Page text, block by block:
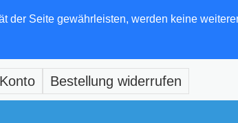
Seite gewährleisten, werden keine
Bestellung widerrufen